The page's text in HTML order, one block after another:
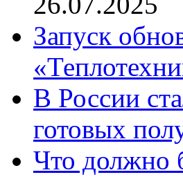
Запуск
В России
готовых
Что должно